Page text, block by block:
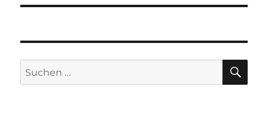
Suchen
nach: